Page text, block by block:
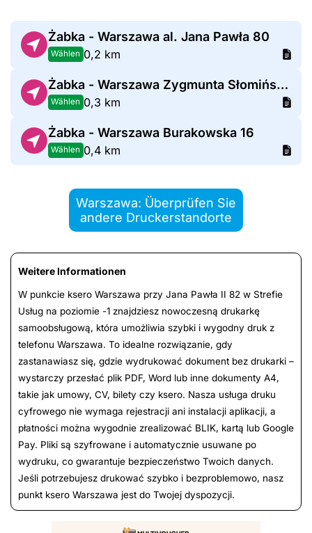
Żabka - Warszawa al. Jana Pawła 80
Wählen 0,2 km
Żabka - Warszawa Zygmunta Słomińskiego 19
Wählen 0,3 km
Żabka - Warszawa Burakowska 16
Wählen 0,4 km
Warszawa: Überprüfen Sie
andere Druckerstandorte
Weitere Informationen
W punkcie ksero Warszawa przy Jana Pawła II 82 w Strefie
Usług na poziomie -1 znajdziesz nowoczesną drukarkę
samoobsługową, która umożliwia szybki i wygodny druk z
telefonu Warszawa. To idealne rozwiązanie, gdy
zastanawiasz się, gdzie wydrukować dokument bez drukarki –
wystarczy przesłać plik PDF, Word lub inne dokumenty A4,
takie jak umowy, CV, bilety czy ksero. Nasza usługa druku
cyfrowego nie wymaga rejestracji ani instalacji aplikacji, a
płatności można wygodnie zrealizować BLIK, kartą lub Google
Pay. Pliki są szyfrowane i automatycznie usuwane po
wydruku, co gwarantuje bezpieczeństwo Twoich danych.
Jeśli potrzebujesz drukować szybko i bezproblemowo, nasz
punkt ksero Warszawa jest do Twojej dyspozycji.